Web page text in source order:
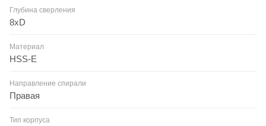
Глубина сверления
8xD
Материал
HSS-E
Направление спирали
Правая
Тип корпуса